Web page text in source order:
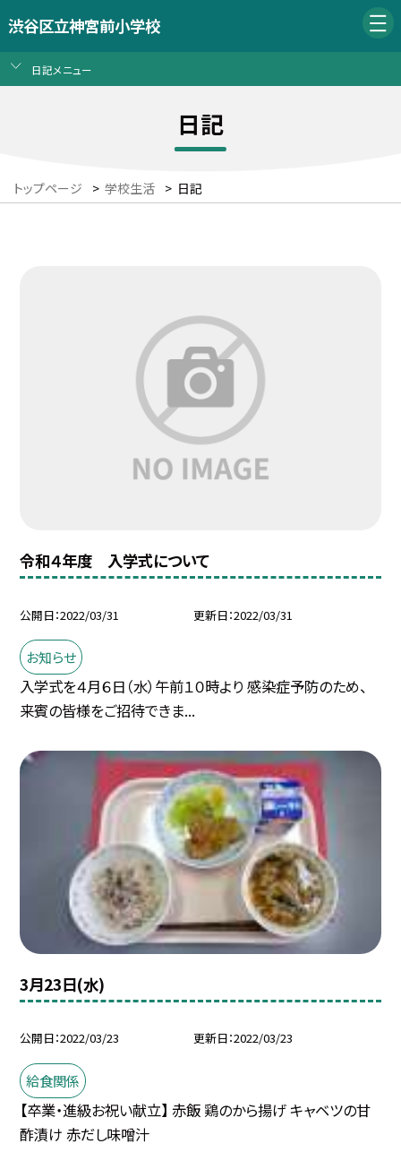
渋谷区立神宮前小学校
日記メニュー
日記
トップページ > 学校生活 > 日記
令和４年度 入学式について
公開日 2022/03/31 更新日 2022/03/31
お知らせ
入学式を４月６日（水）午前１０時より 感染症予防のため、
来賓の皆様をご招待できま...
3月23日(水)
公開日 2022/03/23 更新日 2022/03/23
給食関係
【卒業・進級お祝い献立】 赤飯 鶏のから揚げ キャベツの甘
酢漬け 赤だし味噌汁